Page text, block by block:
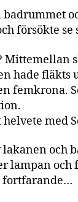
försökte
Mittemellan
hade fläkts
femkrona.
helvete med
och
lampan och
fortfarande…